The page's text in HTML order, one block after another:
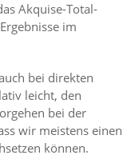
Akquise-Total-
im
bei direkten
leicht, den
bei der
wir meistens einen
können.